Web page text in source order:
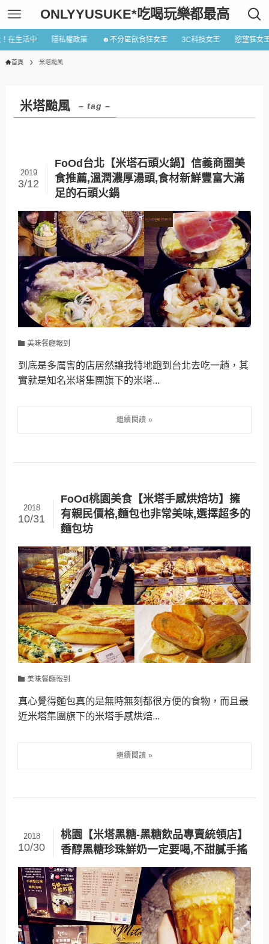
ONLYYUSUKE*吃喝玩樂都最高
在生活中 隱私權政策 ☻不分區飲食狂女王 3C科技女王 慾望狂女
首頁 米塔颱風
米塔颱風 – tag –
FoOd台北【米塔石頭火鍋】信義商圈美
食推薦,溫潤濃厚湯頭,食材新鮮豐富大滿
足的石頭火鍋
2019
3/12
美味餐廳報到
到底是多厲害的店居然讓我特地跑到台北去吃一趟，其
實就是知名米塔集團旗下的米塔...
FoOd桃園美食【米塔手感烘焙坊】擁
有親民價格,麵包也非常美味,選擇超多的
麵包坊
2018
10/31
美味餐廳報到
真心覺得麵包真的是無時無刻都很方便的食物，而且最
近米塔集團旗下的米塔手感烘焙...
桃園【米塔黑糖-黑糖飲品專賣統領店】
香醇黑糖珍珠鮮奶一定要喝,不甜膩手搖
2018
10/30